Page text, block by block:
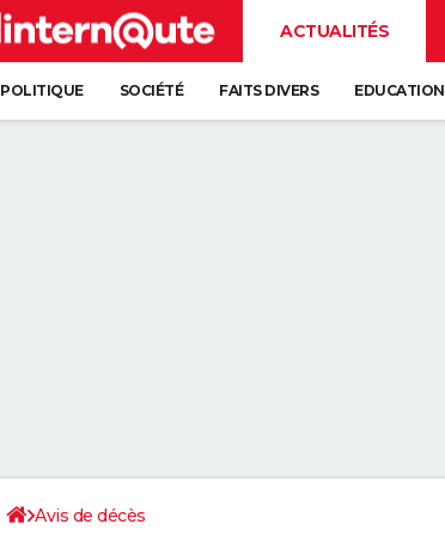
ACTUALITÉS
POLITIQUE SOCIÉTÉ FAITS DIVERS EDUCATION
Avis de décès